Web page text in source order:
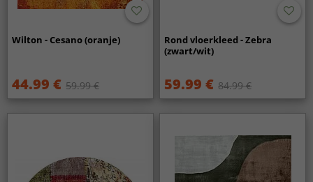
Wilton - Cesano (oranje)
44.99 € 59.99 €
Rond vloerkleed - Zebra
(zwart/wit)
59.99 € 84.99 €